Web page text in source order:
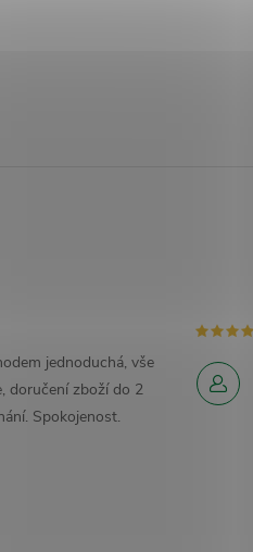
jednoduchá, vše
doručení zboží do 2
Spokojenost.